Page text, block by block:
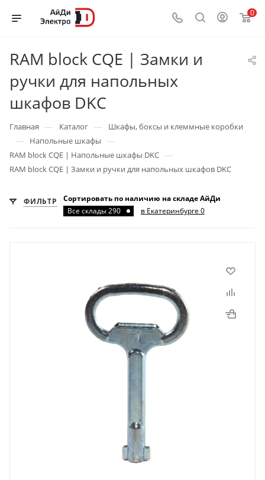
0
RAM block CQE | Замки и
ручки для напольных
шкафов DKC
Главная — Каталог — Шкафы, боксы и клеммные коробки
— Напольные шкафы —
RAM block CQE | Напольные шкафы DKC —
RAM block CQE | Замки и ручки для напольных шкафов DKC
ФИЛЬТР
Сортировать по наличию на складе АйДи
Все склады 290
в Екатеринбурге 0